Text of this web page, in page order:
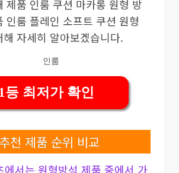
제품 인룸 쿠션 마카롱 원형 방
인룸 플레인 소프트 쿠션 원형
자세히 알아보겠습니다.
등 최저가 확인
천 제품 순위 비교
에서는 원형방석 제품 중에서 가